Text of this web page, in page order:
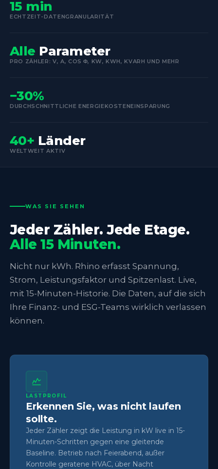
15 min
ECHTZEIT-DATENGRANULARITÄT
Alle Parameter
PRO ZÄHLER: V, A, COS Φ, KW, KWH, KVARH UND MEHR
−30%
DURCHSCHNITTLICHE ENERGIEKOSTENEINSPARUNG
40+ Länder
WELTWEIT AKTIV
WAS SIE SEHEN
Jeder Zähler. Jede Etage.
Alle 15 Minuten.
Nicht nur kWh. Rhino erfasst Spannung,
Strom, Leistungsfaktor und Spitzenlast. Live,
mit 15-Minuten-Historie. Die Daten, auf die sich
Ihre Finanz- und ESG-Teams wirklich verlassen
können.
LASTPROFIL
Erkennen Sie, was nicht laufen
sollte.
Jeder Zähler zeigt die Leistung in kW live in 15-
Minuten-Schritten gegen eine gleitende
Baseline. Betrieb nach Feierabend, außer
Kontrolle geratene HVAC, über Nacht